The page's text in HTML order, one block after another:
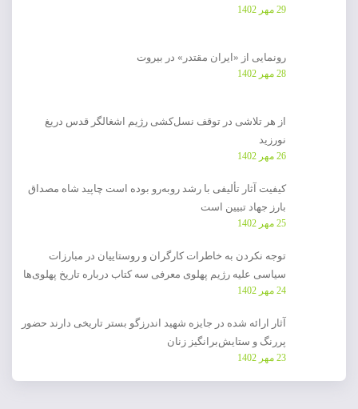
29 مهر 1402
رونمایی از «ایران مقتدر» در بیروت
28 مهر 1402
از هر تلاشی در توقف نسل‌کشی رژیم اشغالگر قدس دریغ
نورزید
26 مهر 1402
کیفیت آثار تألیفی با رشد روبه‌رو بوده است چاپید شاه مصداق
بارز جهاد تبیین است
25 مهر 1402
توجه نکردن به خاطرات کارگران و روستاییان در مبارزات
سیاسی علیه رژیم پهلوی معرفی سه کتاب درباره تاریخ پهلوی‌ها
24 مهر 1402
آثار ارائه شده در جایزه شهید اندرزگو بستر تاریخی دارند حضور
پررنگ و ستایش‌برانگیز زنان
23 مهر 1402